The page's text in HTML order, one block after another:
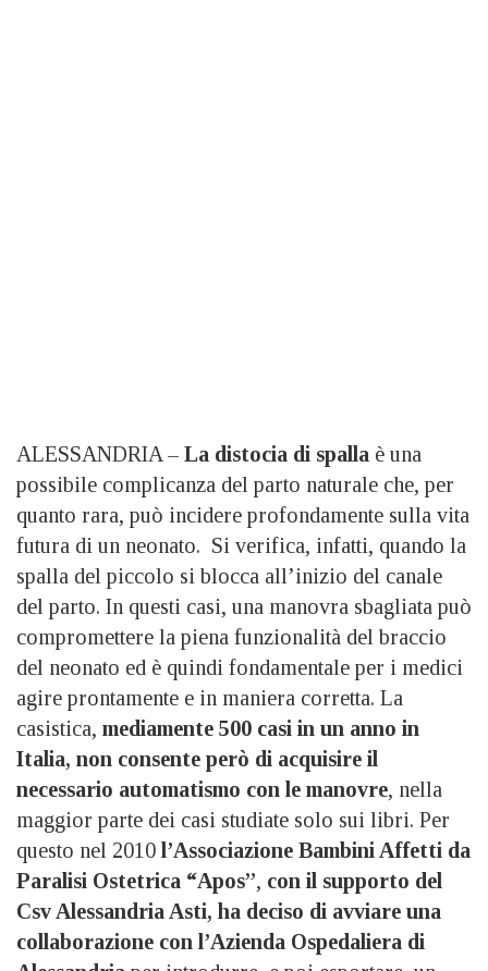
ALESSANDRIA – La distocia di spalla è una
possibile complicanza del parto naturale che, per
quanto rara, può incidere profondamente sulla vita
futura di un neonato. Si verifica, infatti, quando la
spalla del piccolo si blocca all’inizio del canale
del parto. In questi casi, una manovra sbagliata può
compromettere la piena funzionalità del braccio
del neonato ed è quindi fondamentale per i medici
agire prontamente e in maniera corretta. La
casistica, mediamente 500 casi in un anno in
Italia, non consente però di acquisire il
necessario automatismo con le manovre, nella
maggior parte dei casi studiate solo sui libri. Per
questo nel 2010 l’Associazione Bambini Affetti da
Paralisi Ostetrica “Apos”, con il supporto del
Csv Alessandria Asti, ha deciso di avviare una
collaborazione con l’Azienda Ospedaliera di